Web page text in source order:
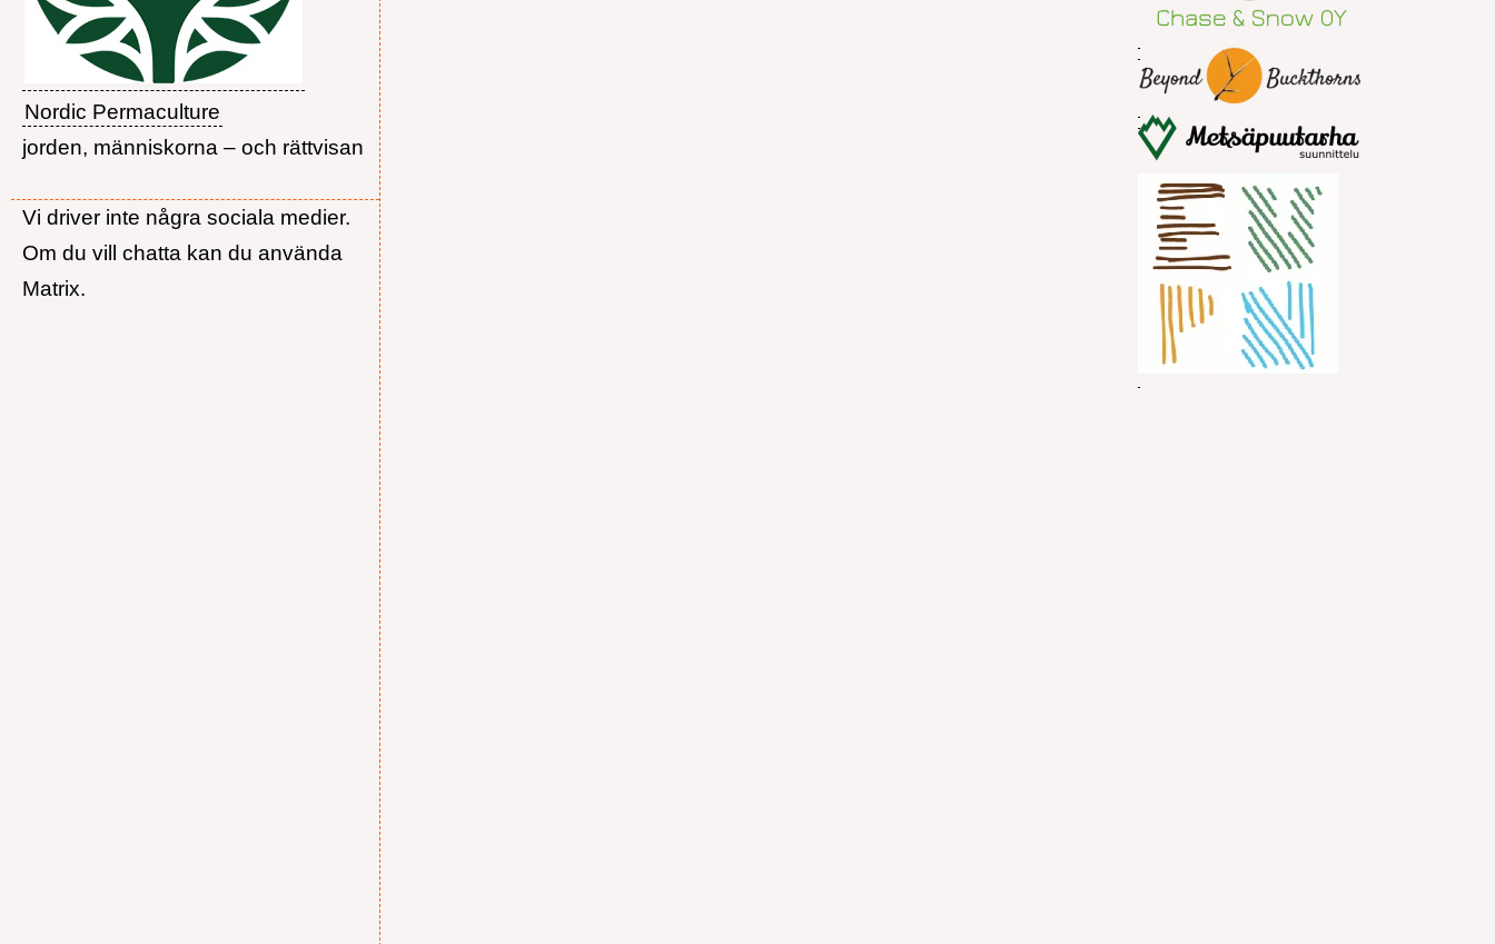
Nordic Permaculture
jorden, människorna – och rättvisan
Vi driver inte några sociala medier.
Om du vill chatta kan du använda
Matrix.